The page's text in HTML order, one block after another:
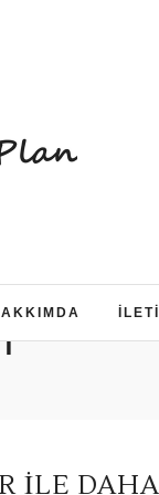
ILE DAHA